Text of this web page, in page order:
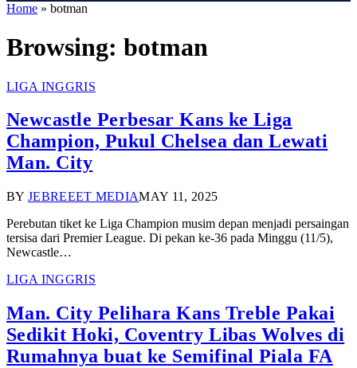
Home » botman
Browsing: botman
LIGA INGGRIS
Newcastle Perbesar Kans ke Liga
Champion, Pukul Chelsea dan Lewati
Man. City
BY JEBREEET MEDIAMAY 11, 2025
Perebutan tiket ke Liga Champion musim depan menjadi persaingan
tersisa dari Premier League. Di pekan ke-36 pada Minggu (11/5),
Newcastle…
LIGA INGGRIS
Man. City Pelihara Kans Treble Pakai
Sedikit Hoki, Coventry Libas Wolves di
Rumahnya buat ke Semifinal Piala FA